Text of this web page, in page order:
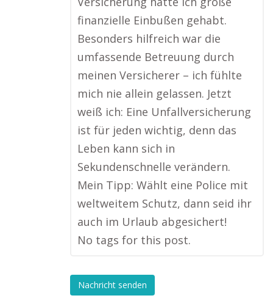
finanzielle Einbußen gehabt.
Besonders hilfreich war die
umfassende Betreuung durch
meinen Versicherer – ich fühlte
mich nie allein gelassen. Jetzt
weiß ich: Eine Unfallversicherung
ist für jeden wichtig, denn das
Leben kann sich in
Sekundenschnelle verändern.
Mein Tipp: Wählt eine Police mit
weltweitem Schutz, dann seid ihr
auch im Urlaub abgesichert!
No tags for this post.
Nachricht senden